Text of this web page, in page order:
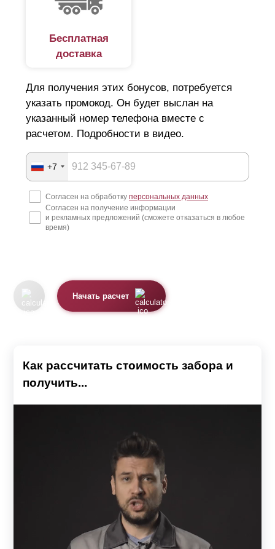
Бесплатная
доставка
Для получения этих бонусов, потребуется
указать промокод. Он будет выслан на
указанный номер телефона вместе с
расчетом. Подробности в видео.
+7
Согласен на обработку персональных данных
Согласен на получение информации
и рекламных предложений (сможете отказаться в любое
время)
Начать расчет
Как рассчитать стоимость забора и
получить...